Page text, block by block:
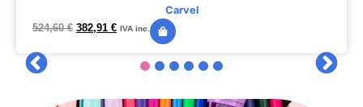
Carvel
524,60€ 382,91 € IVA inc.